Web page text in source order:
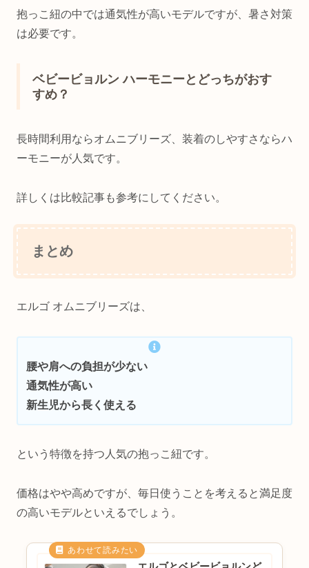
抱っこ紐の中では通気性が高いモデルですが、暑さ対策
は必要です。
ベビービョルン ハーモニーとどっちがおす
すめ？
長時間利用ならオムニブリーズ、装着のしやすさならハ
ーモニーが人気です。
詳しくは比較記事も参考にしてください。
まとめ
エルゴ オムニブリーズは、
腰や肩への負担が少ない
通気性が高い
新生児から長く使える
という特徴を持つ人気の抱っこ紐です。
価格はやや高めですが、毎日使うことを考えると満足度
の高いモデルといえるでしょう。